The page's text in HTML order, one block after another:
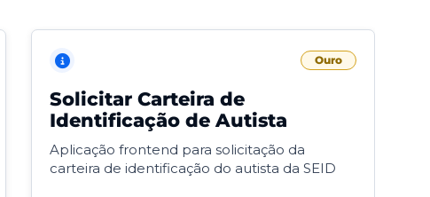
Ouro
Solicitar Carteira de
Identificação de Autista
Aplicação frontend para solicitação da
carteira de identificação do autista da SEID